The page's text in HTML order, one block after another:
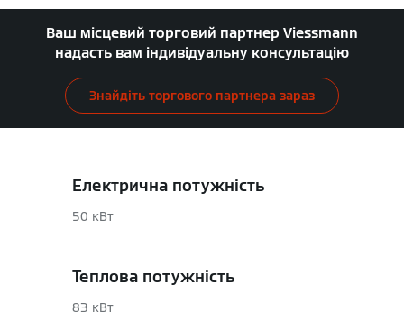
Ваш місцевий торговий партнер Viessmann
надасть вам індивідуальну консультацію
Знайдіть торгового партнера зараз
Електрична потужність
50 кВт
Теплова потужність
83 кВт